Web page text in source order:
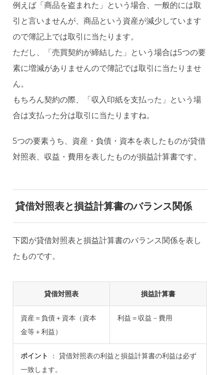
例えば「商品を盗まれた」という場合、一般的には取
引と言いませんが、商品という資産が減少しています
ので簿記上では取引に当たります。
ただし、「売買契約が締結した」という場合は5つの要
素に増減がありませんので簿記では取引に当たりませ
ん。
もちろん契約の際、「収入印紙を支払った」という場
合は支払った分は取引に当たりますね。
5つの要素うち、資産・負債・資本を表したものが貸借
対照表、収益・費用を表したものが損益計算書です。
貸借対照表と損益計算書のバランス関係
下図が貸借対照表と損益計算書のバランス関係を表し
たものです。
貸借対照表 損益計算書
資産＝負債＋資本（資本
金等＋利益）
利益＝収益－費用
ポイント
： 貸借対照表の利益と損益計算書の利益は必ず
一致します。